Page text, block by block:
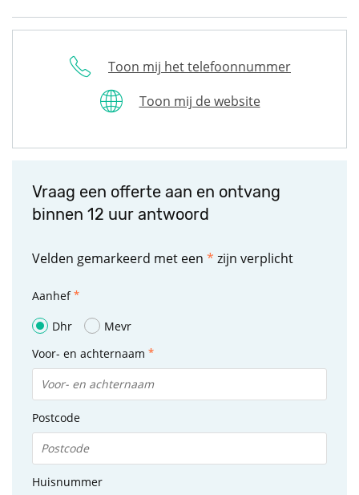
Toon mij het telefoonnummer
Toon mij de website
Vraag een offerte aan en ontvang
binnen 12 uur antwoord
Velden gemarkeerd met een * zijn verplicht
Aanhef
Dhr
Mevr
Voor- en achternaam
Postcode
Huisnummer